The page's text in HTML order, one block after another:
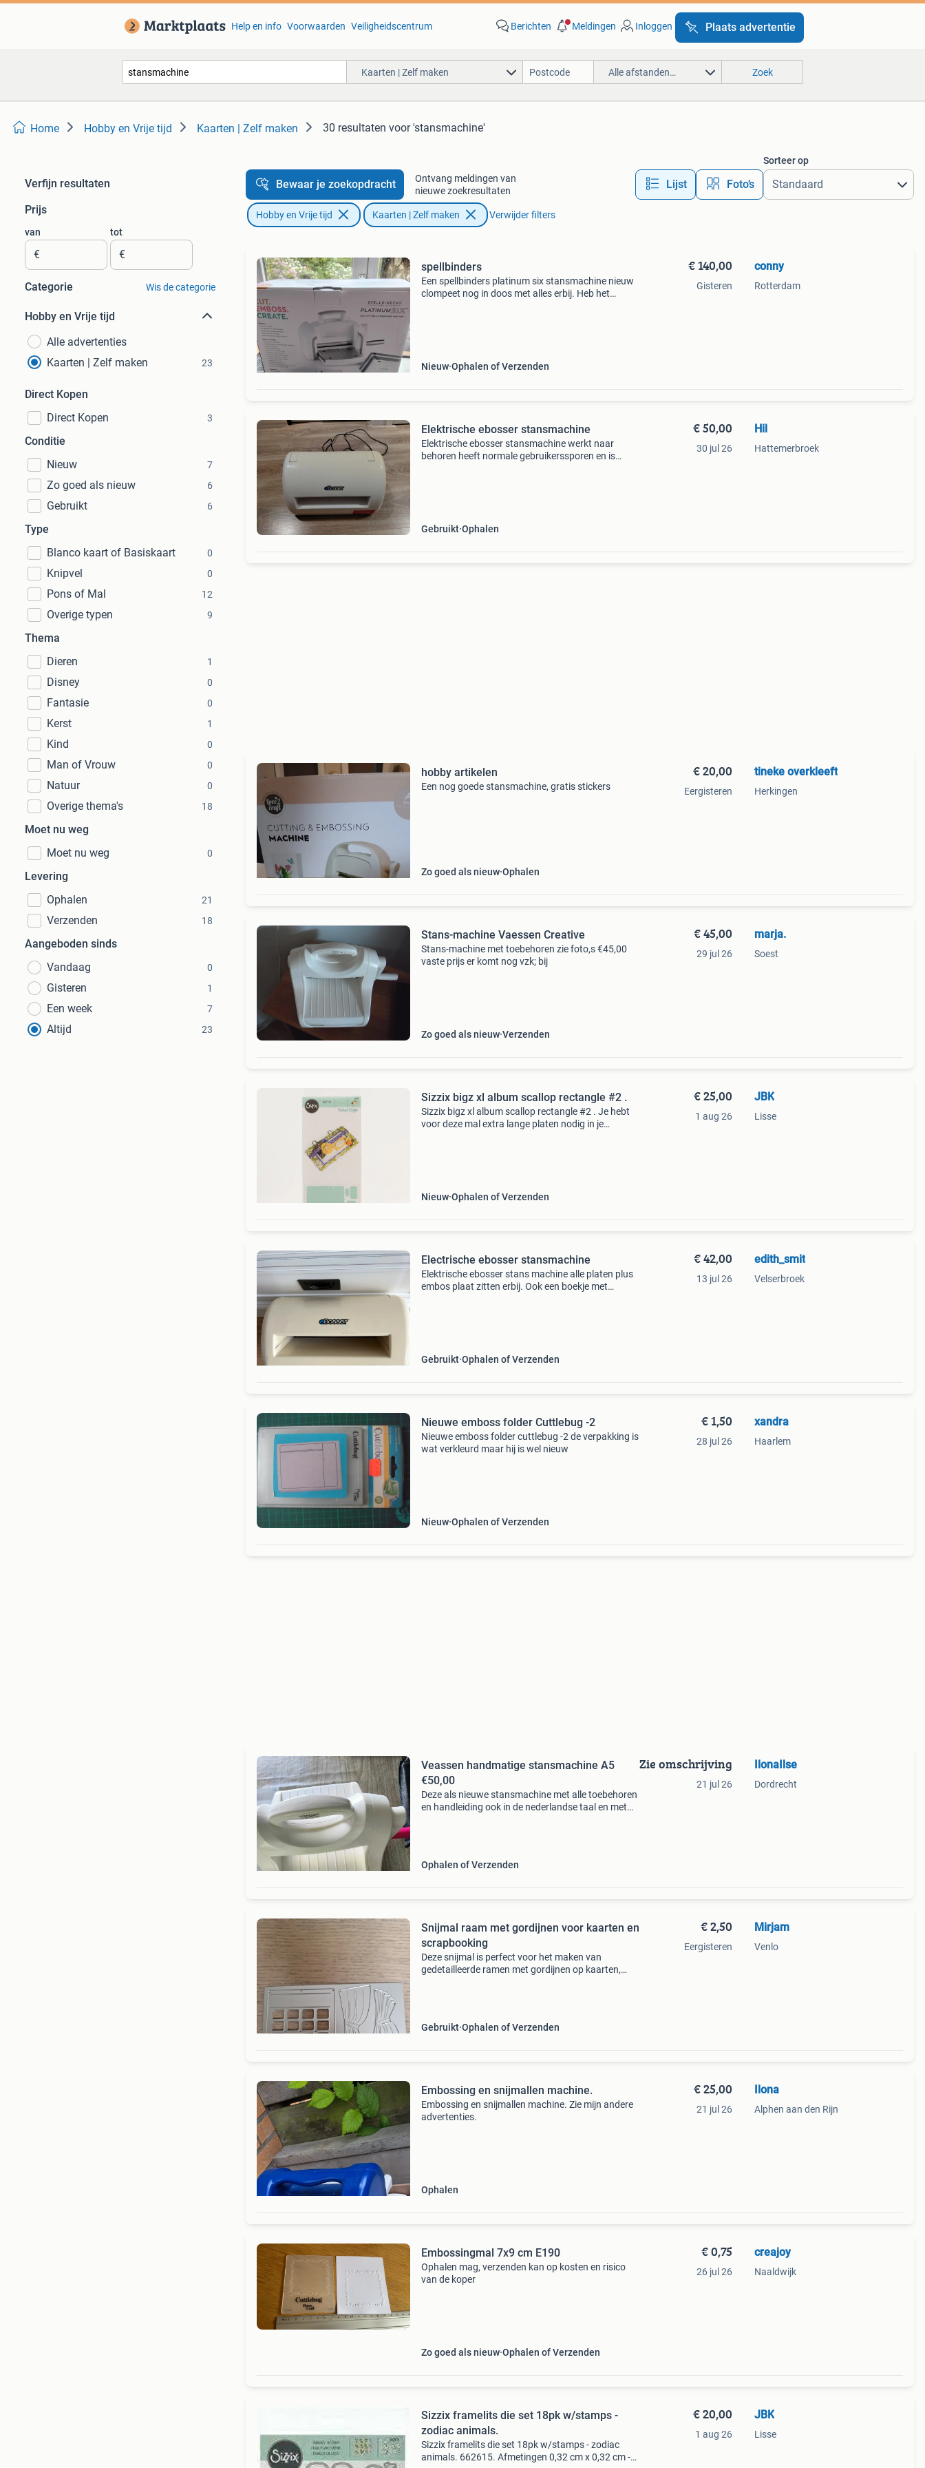
Help en info Voorwaarden Veiligheidscentrum Berichten Meldingen Inloggen Plaats advertentie
Kaarten | Zelf maken Alle afstanden… Zoek
Home Hobby en Vrije tijd Kaarten | Zelf maken 30 resultaten voor 'stansmachine'
Verfijn resultaten
Prijs
van
€
tot
€
Categorie Wis de categorie
Hobby en Vrije tijd
Alle advertenties
Kaarten | Zelf maken
23
Direct Kopen
Direct Kopen
3
Conditie
Nieuw
7
Zo goed als nieuw 6
Gebruikt 6
Type
Blanco kaart of Basiskaart
0
Knipvel 0
Pons of Mal 12
Overige typen 9
Thema
Dieren
1
Disney 0
Fantasie 0
Kerst 1
Kind 0
Man of Vrouw 0
Natuur 0
Overige thema's 18
Moet nu weg
Moet nu weg
0
Levering
Ophalen
21
Verzenden 18
Aangeboden sinds
Vandaag
0
Gisteren 1
Een week 7
Altijd 23
Bewaar je zoekopdracht
Ontvang meldingen van
nieuwe zoekresultaten
Lijst Foto’s
Sorteer op
Hobby en Vrije tijd Kaarten | Zelf maken Verwijder filters
spellbinders
Een spellbinders platinum six stansmachine nieuw
clompeet nog in doos met alles erbij. Heb het
Nieuw Ophalen of Verzenden
€ 140,00
Gisteren
conny
Rotterdam
Elektrische ebosser stansmachine
Elektrische ebosser stansmachine werkt naar
behoren heeft normale gebruikerssporen en is
Gebruikt Ophalen
€ 50,00
30 jul 26
Hil
Hattemerbroek
hobby artikelen
Een nog goede stansmachine, gratis stickers
Zo goed als nieuw Ophalen
€ 20,00
Eergisteren
tineke overkleeft
Herkingen
Stans-machine Vaessen Creative
Stans-machine met toebehoren zie foto,s €45,00
vaste prijs er komt nog vzk; bij
Zo goed als nieuw Verzenden
€ 45,00
29 jul 26
marja.
Soest
Sizzix bigz xl album scallop rectangle #2 .
Sizzix bigz xl album scallop rectangle #2 . Je hebt
voor deze mal extra lange platen nodig in je
Nieuw Ophalen of Verzenden
€ 25,00
1 aug 26
JBK
Lisse
Electrische ebosser stansmachine
Elektrische ebosser stans machine alle platen plus
embos plaat zitten erbij. Ook een boekje met
Gebruikt Ophalen of Verzenden
€ 42,00
13 jul 26
edith_smit
Velserbroek
Nieuwe emboss folder Cuttlebug -2
Nieuwe emboss folder cuttlebug -2 de verpakking is
wat verkleurd maar hij is wel nieuw
Nieuw Ophalen of Verzenden
€ 1,50
28 jul 26
xandra
Haarlem
Veassen handmatige stansmachine A5
€50,00
Deze als nieuwe stansmachine met alle toebehoren
en handleiding ook in de nederlandse taal en met
Ophalen of Verzenden
Zie omschrijving
21 jul 26
IlonaIlse
Dordrecht
Snijmal raam met gordijnen voor kaarten en
scrapbooking
Deze snijmal is perfect voor het maken van
gedetailleerde ramen met gordijnen op kaarten,
Gebruikt Ophalen of Verzenden
€ 2,50
Eergisteren
Mirjam
Venlo
Embossing en snijmallen machine.
Embossing en snijmallen machine. Zie mijn andere
advertenties.
Ophalen
€ 25,00
21 jul 26
Ilona
Alphen aan den Rijn
Embossingmal 7x9 cm E190
Ophalen mag, verzenden kan op kosten en risico
van de koper
Zo goed als nieuw Ophalen of Verzenden
€ 0,75
26 jul 26
creajoy
Naaldwijk
Sizzix framelits die set 18pk w/stamps -
zodiac animals.
Sizzix framelits die set 18pk w/stamps - zodiac
animals. 662615. Afmetingen 0,32 cm x 0,32 cm -
€ 20,00
1 aug 26
JBK
Lisse